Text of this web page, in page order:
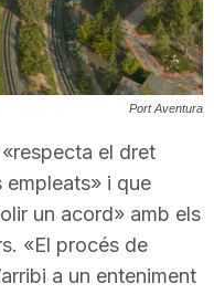
Port Aventura
el dret
empleats» i que
un acord» amb els
«El procés de
a un enteniment